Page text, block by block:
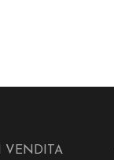
VENDITA